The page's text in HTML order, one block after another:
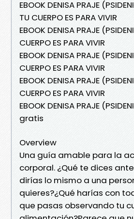
EBOOK DENISA PRAJE
TU CUERPO ES PARA VIVIR
EBOOK DENISA PRAJE
CUERPO ES PARA VIVIR
EBOOK DENISA PRAJE
CUERPO ES PARA VIVIR
EBOOK DENISA PRAJE
CUERPO ES PARA VIVIR
EBOOK DENISA PRAJE
gratis
Overview
Una guía amable para la
corporal. ¿Qué te dices
dirías lo mismo a una
quieres?¿Qué harías con
que pasas observando tu